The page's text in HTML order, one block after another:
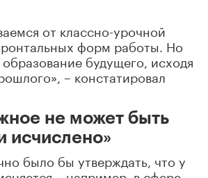
от классно-урочной
форм работы. Но
образование будущего, исходя
– констатировал
не может быть
исчислено»
было бы утверждать, что у